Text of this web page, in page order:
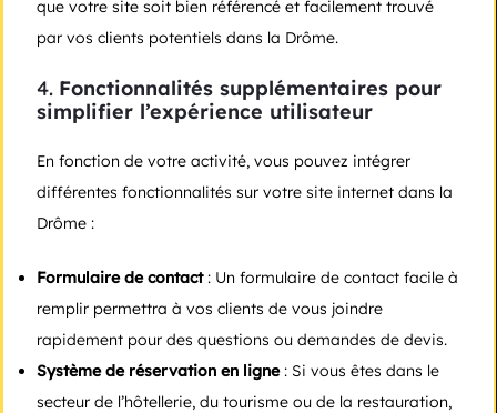
que votre site soit bien référencé et facilement trouvé
par vos clients potentiels dans la Drôme.
4. Fonctionnalités supplémentaires pour
simplifier l’expérience utilisateur
En fonction de votre activité, vous pouvez intégrer
différentes fonctionnalités sur votre site internet dans la
Drôme :
Formulaire de contact: Un formulaire de contact facile à
remplir permettra à vos clients de vous joindre
rapidement pour des questions ou demandes de devis.
Système de réservation en ligne: Si vous êtes dans le
secteur de l’hôtellerie, du tourisme ou de la restauration,